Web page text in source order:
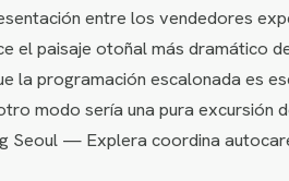
entre los vendedores
paisaje otoñal más dramático
programación escalonada es
modo sería una pura excursión
Seoul — Explera coordina